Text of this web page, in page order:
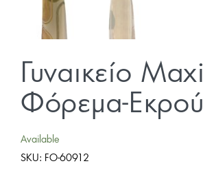
Γυναικείο Maxi
Φόρεμα-Εκρού
Available
SKU: FO-60912